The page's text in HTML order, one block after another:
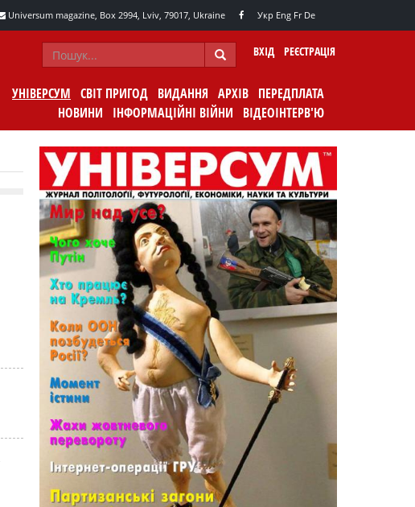
Universum magazine, Box 2994, Lviv, 79017, Ukraine Укр Eng Fr De
ВХІД РЕЄСТРАЦІЯ
УНІВЕРСУМ СВІТ ПРИГОД ВИДАННЯ АРХІВ ПЕРЕДПЛАТА
НОВИНИ
ІНФОРМАЦІЙНІ ВІЙНИ ВІДЕОІНТЕРВ'Ю